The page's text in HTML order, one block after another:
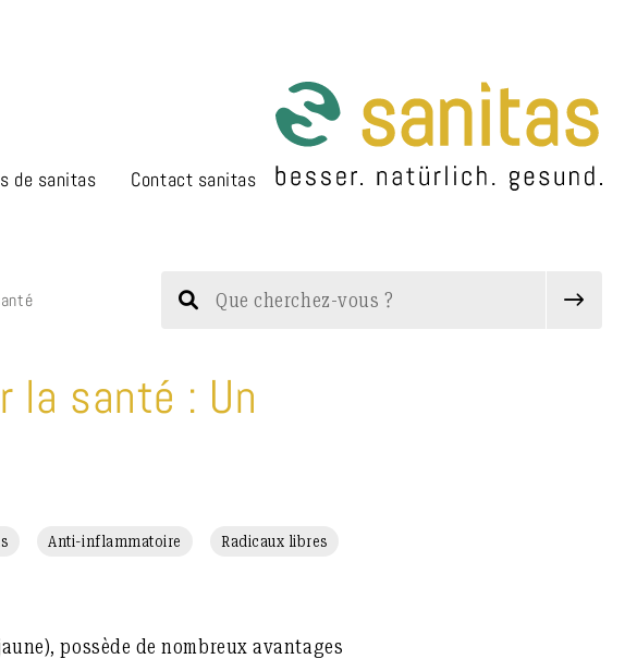
de sanitas Contact sanitas
la santé : Un
Anti-inflammatoire Radicaux libres
possède de nombreux avantages